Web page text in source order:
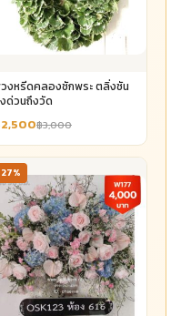
งหรีดคลองชักพระ ตลิ่งชัน
ด่วนถึงวัด
฿3,000